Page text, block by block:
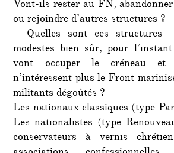
Vont-ils rester au FN,
ou rejoindre d’autres structures ?
– Quelles sont ces structures
modestes bien sûr, pour
vont occuper le créneau
n’intéressent plus le Front
militants dégoûtés ?
Les nationaux classiques (type
Les nationalistes (type
conservateurs à vernis